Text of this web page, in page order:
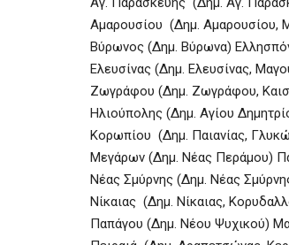
Αμαρουσίου (Δημ. Αμαρουσίου,
Βύρωνος (Δημ. Βύρωνα)
Ελευσίνας (Δημ. Ελευσίνας,
Ζωγράφου (Δημ. Ζωγράφου,
Ηλιούπολης (Δημ. Αγίου
Κορωπίου (Δημ. Παιανίας,
Μεγάρων (Δημ. Νέας Περάμου)
Νέας Σμύρνης (Δημ. Νέας
Νίκαιας (Δημ. Νίκαιας,
Παπάγου (Δημ. Νέου Ψυχικού)